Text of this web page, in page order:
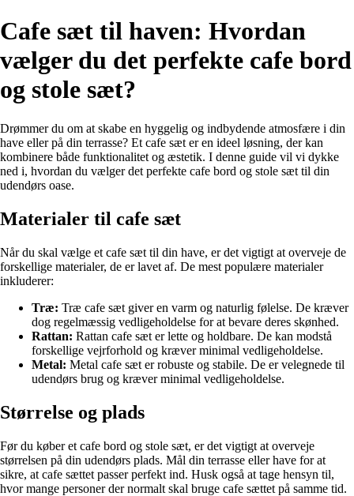
Cafe sæt til haven: Hvordan
vælger du det perfekte cafe bord
og stole sæt?
Drømmer du om at skabe en hyggelig og indbydende atmosfære i din
have eller på din terrasse? Et cafe sæt er en ideel løsning, der kan
kombinere både funktionalitet og æstetik. I denne guide vil vi dykke
ned i, hvordan du vælger det perfekte cafe bord og stole sæt til din
udendørs oase.
Materialer til cafe sæt
Når du skal vælge et cafe sæt til din have, er det vigtigt at overveje de
forskellige materialer, de er lavet af. De mest populære materialer
inkluderer:
Træ: Træ cafe sæt giver en varm og naturlig følelse. De kræver
dog regelmæssig vedligeholdelse for at bevare deres skønhed.
Rattan: Rattan cafe sæt er lette og holdbare. De kan modstå
forskellige vejrforhold og kræver minimal vedligeholdelse.
Metal: Metal cafe sæt er robuste og stabile. De er velegnede til
udendørs brug og kræver minimal vedligeholdelse.
Størrelse og plads
Før du køber et cafe bord og stole sæt, er det vigtigt at overveje
størrelsen på din udendørs plads. Mål din terrasse eller have for at
sikre, at cafe sættet passer perfekt ind. Husk også at tage hensyn til,
hvor mange personer der normalt skal bruge cafe sættet på samme tid.